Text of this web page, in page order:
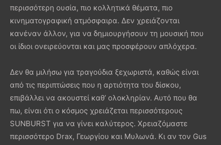
περισσότερη ουσία, πιο κολλητικά θέματα, πιο
κινηματογραφική ατμόσφαιρα. Δεν χρειάζονται
κανέναν άλλον, για να δημιουργήσουν τη μουσική που
οι ίδιοι ονειρεύονται και μας προσφέρουν απλόχερα.
Δεν θα μιλήσω για τραγούδια ξεχωριστά, καθώς είναι
από τις περιπτώσεις που η αρτιότητα του δίσκου,
επιβάλλει να ακουστεί καθ’ ολοκληρίαν. Αυτό που θα
πω, είναι ότι ο κόσμος χρειάζεται περισσότερους
SUNBURST για να γίνει καλύτερος. Χρειαζόμαστε
περισσότερο Drax, Γεωργίου και Μυλωνά. Κι αν τον Gus